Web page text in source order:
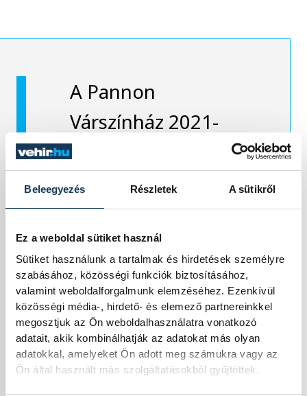
Beleegyezés Részletek A sütikről
Ez a weboldal sütiket használ
Sütiket használunk a tartalmak és hirdetések személyre
szabásához, közösségi funkciók biztosításához,
valamint weboldalforgalmunk elemzéséhez. Ezenkívül
közösségi média-, hirdető- és elemező partnereinkkel
megosztjuk az Ön weboldalhasználatra vonatkozó
adatait, akik kombinálhatják az adatokat más olyan
adatokkal, amelyeket Ön adott meg számukra vagy az
Ön által használt más szolgáltatásokból gyűjtöttek.
A Pannon
Várszínház 2021-
ben meghívásos
pályázatot ír ki, a
kortárs magyar
irodalom jeles
képviselőit
megszólítva, Petőfi
SándorKaraffa
című